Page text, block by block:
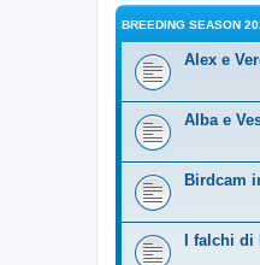
BREEDING SEASON
Alex e
Alba e
Birdcam
I falchi